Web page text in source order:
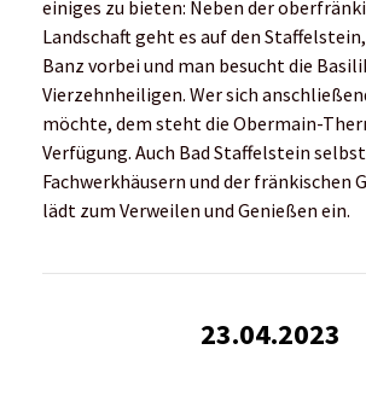
einiges zu bieten: Neben der
Landschaft geht es auf den
Banz vorbei und man besucht die
Vierzehnheiligen. Wer sich
möchte, dem steht die Obermain-
Verfügung. Auch Bad Staffelstein
Fachwerkhäusern und der fränkischen
lädt zum Verweilen und Genießen ein.
23.04.2023